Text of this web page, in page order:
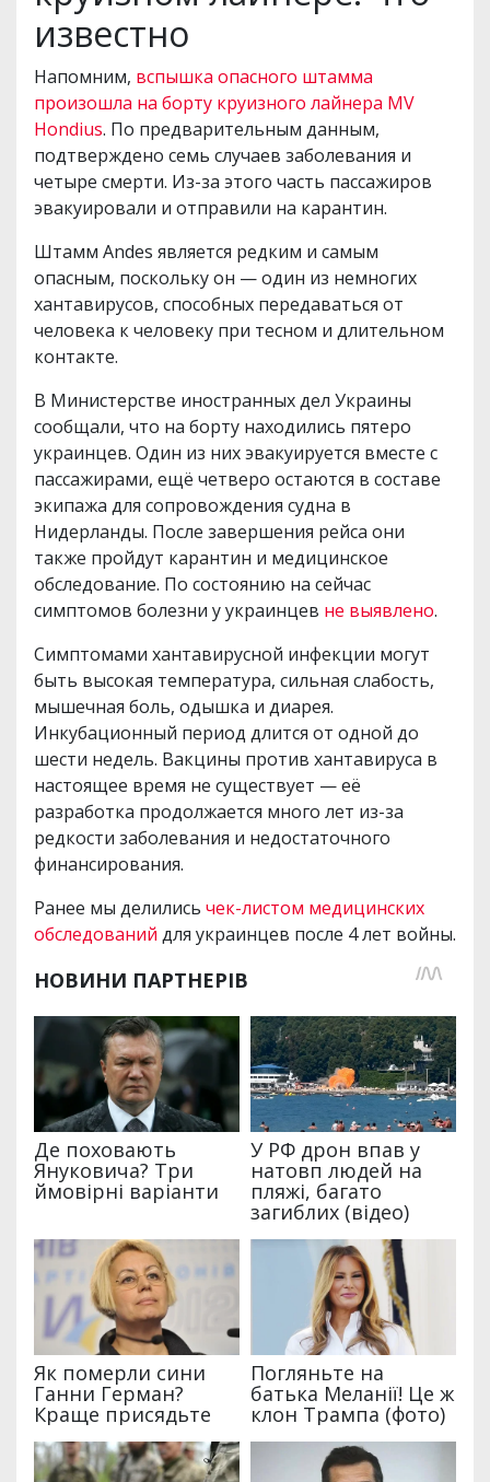
известно
Напомним, вспышка опасного штамма
произошла на борту круизного лайнера MV
Hondius. По предварительным данным,
подтверждено семь случаев заболевания и
четыре смерти. Из-за этого часть пассажиров
эвакуировали и отправили на карантин.
Штамм Andes является редким и самым
опасным, поскольку он — один из немногих
хантавирусов, способных передаваться от
человека к человеку при тесном и длительном
контакте.
В Министерстве иностранных дел Украины
сообщали, что на борту находились пятеро
украинцев. Один из них эвакуируется вместе с
пассажирами, ещё четверо остаются в составе
экипажа для сопровождения судна в
Нидерланды. После завершения рейса они
также пройдут карантин и медицинское
обследование. По состоянию на сейчас
симптомов болезни у украинцев не выявлено.
Симптомами хантавирусной инфекции могут
быть высокая температура, сильная слабость,
мышечная боль, одышка и диарея.
Инкубационный период длится от одной до
шести недель. Вакцины против хантавируса в
настоящее время не существует — её
разработка продолжается много лет из-за
редкости заболевания и недостаточного
финансирования.
Ранее мы делились чек-листом медицинских
обследований для украинцев после 4 лет войны.